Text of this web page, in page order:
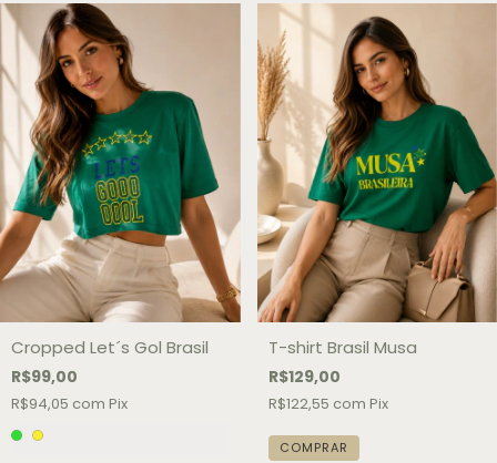
Cropped Let´s Gol Brasil
R$99,00
R$94,05 com Pix
T-shirt Brasil Musa
R$129,00
R$122,55 com Pix
COMPRAR